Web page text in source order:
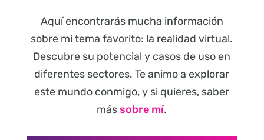
Aquí encontrarás mucha información
sobre mi tema favorito: la realidad virtual.
Descubre su potencial y casos de uso en
diferentes sectores. Te animo a explorar
este mundo conmigo, y si quieres, saber
mássobre mí.